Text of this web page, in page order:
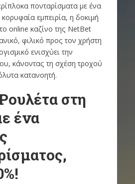
πονταρίσματα με ένα
κορυφαία εμπειρία, η δοκιμή
online καζίνο της NetBet
φιλικό προς τον χρήστη
ενισχύει την
κάνοντας τη σχέση τροχού
κατανοητή.
στη
ένα